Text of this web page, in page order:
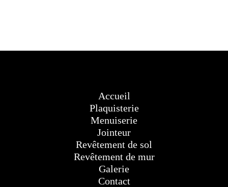
Accueil
Plaquisterie
Menuiserie
Jointeur
Revêtement de sol
Revêtement de mur
Galerie
Contact